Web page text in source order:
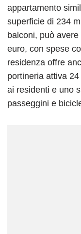
appartamento
superficie di 234
balconi, può
euro, con spese
residenza offre
portineria attiva
ai residenti e uno
passeggini e